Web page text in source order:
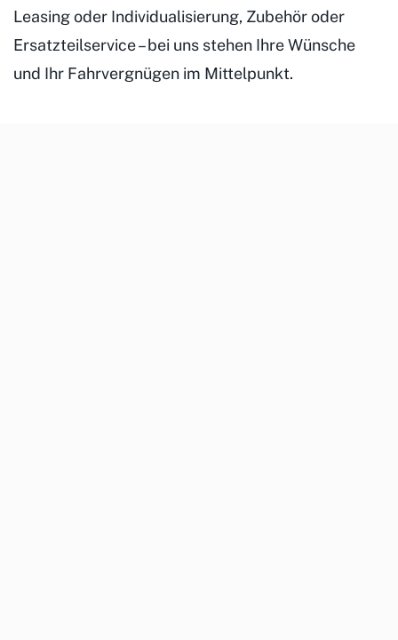
Leasing oder Individualisierung, Zubehör oder
Ersatzteilservice – bei uns stehen Ihre Wünsche
und Ihr Fahrvergnügen im Mittelpunkt.